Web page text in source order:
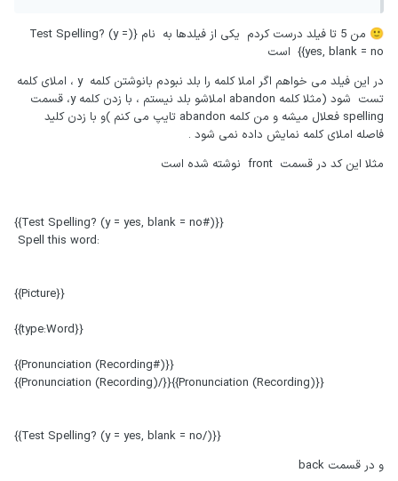
🙂
من 5 تا فیلد درست کردم یکی از فیلدها به نام {(Test Spelling? (y =
yes, blank = no}} است
در این فیلد می خواهم اگر املا کلمه را بلد نبودم بانوشتن کلمه y ، املای کلمه
تست شود (مثلا کلمه abandon املاشو بلد نیستم ، با زدن کلمه y، قسمت
spelling فعلال میشه و من کلمه abandon تایپ می کنم )و با زدن کلید
فاصله املای کلمه نمایش داده نمی شود .
مثلا این کد در قسمت front نوشته شده است
{{Test Spelling? (y = yes, blank = no#)}}
Spell this word
{{Picture}}
{{type:Word}}
{{Pronunciation (Recording#)}}
{{Pronunciation (Recording)}}{{/Pronunciation (Recording)}}
{{Test Spelling? (y = yes, blank = no/)}}
و در قسمت back